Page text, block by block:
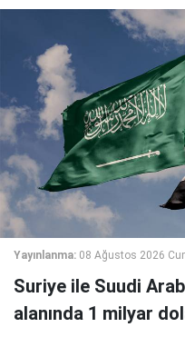
Yayınlanma: 08 Ağustos 2026
Suriye ile Suudi
alanında 1 milyar